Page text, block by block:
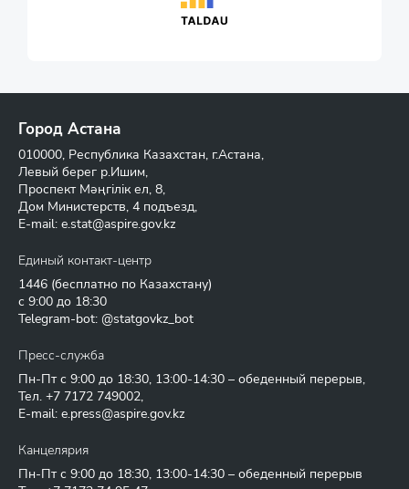
Город Астана
010000, Республика Казахстан, г.Астана,
Левый берег р.Ишим,
Проспект Мәңгілік ел, 8,
Дом Министерств, 4 подъезд,
E-mail: e.stat@aspire.gov.kz
Единый контакт-центр
1446 (бесплатно по Казахстану)
с 9:00 до 18:30
Telegram-bot: @statgovkz_bot
Пресс-служба
Пн-Пт с 9:00 до 18:30, 13:00-14:30 – обеденный перерыв,
Тел. +7 7172 749002,
E-mail: e.press@aspire.gov.kz
Канцелярия
Пн-Пт с 9:00 до 18:30, 13:00-14:30 – обеденный перерыв